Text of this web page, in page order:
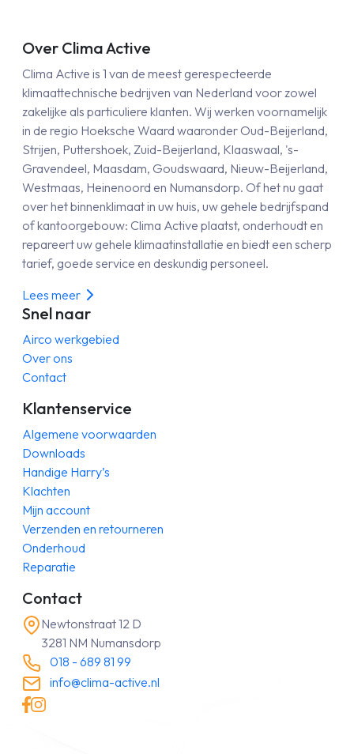
Over Clima Active
Clima Active is 1 van de meest gerespecteerde
klimaattechnische bedrijven van Nederland voor zowel
zakelijke als particuliere klanten. Wij werken voornamelijk
in de regio Hoeksche Waard waaronder Oud-Beijerland,
Strijen, Puttershoek, Zuid-Beijerland, Klaaswaal, 's-
Gravendeel, Maasdam, Goudswaard, Nieuw-Beijerland,
Westmaas, Heinenoord en Numansdorp. Of het nu gaat
over het binnenklimaat in uw huis, uw gehele bedrijfspand
of kantoorgebouw: Clima Active plaatst, onderhoudt en
repareert uw gehele klimaatinstallatie en biedt een scherp
tarief, goede service en deskundig personeel.
Lees meer
Snel naar
Airco werkgebied
Over ons
Contact
Klantenservice
Algemene voorwaarden
Downloads
Handige Harry’s
Klachten
Mijn account
Verzenden en retourneren
Onderhoud
Reparatie
Contact
Newtonstraat 12 D
3281 NM Numansdorp
018 - 689 81 99
info@clima-active.nl